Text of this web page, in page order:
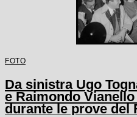
FOTO
Da sinistra Ugo
e Raimondo
durante le prove del